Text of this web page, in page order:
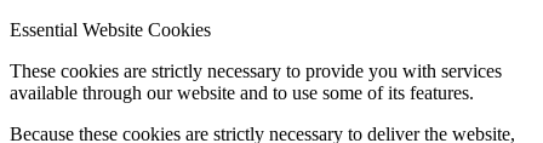
Essential Website Cookies
These cookies are strictly necessary to provide you with services
available through our website and to use some of its features.
Because these cookies are strictly necessary to deliver the website,